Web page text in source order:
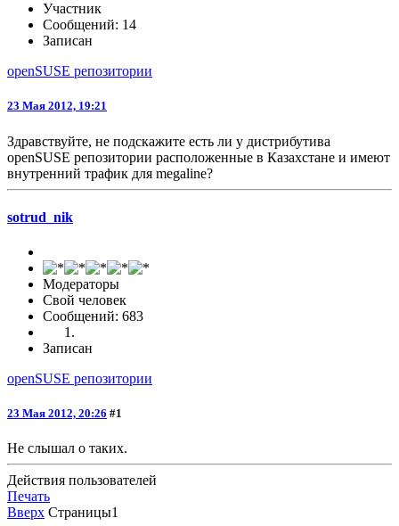
Участник
Сообщений: 14
Записан
openSUSE репозитории
23 Мая 2012, 19:21
Здравствуйте, не подскажите есть ли у дистрибутива
openSUSE репозитории расположенные в Казахстане и имеют
внутренний трафик для megaline?
sotrud_nik
Модераторы
Свой человек
Сообщений: 683
Записан
openSUSE репозитории
23 Мая 2012, 20:26 #1
Не слышал о таких.
Действия пользователей
Печать
Вверх Страницы1